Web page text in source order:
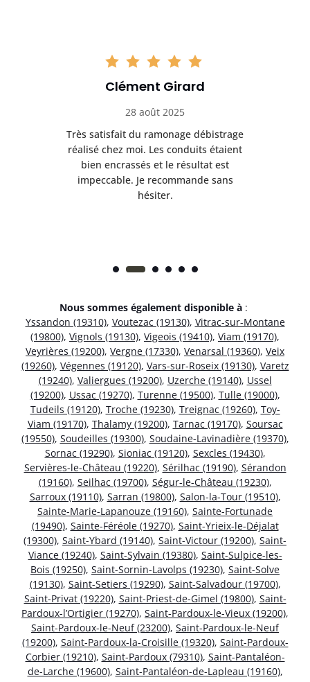
Clément Girard
28 août 2025
Très satisfait du ramonage débistrage
réalisé chez moi. Les conduits étaient
bien encrassés et le résultat est
impeccable. Je recommande sans
hésiter.
Nous sommes également disponible à :
Yssandon (19310), Voutezac (19130), Vitrac-sur-Montane
(19800), Vignols (19130), Vigeois (19410), Viam (19170),
Veyrières (19200), Vergne (17330), Venarsal (19360), Veix
(19260), Végennes (19120), Vars-sur-Roseix (19130), Varetz
(19240), Valiergues (19200), Uzerche (19140), Ussel
(19200), Ussac (19270), Turenne (19500), Tulle (19000),
Tudeils (19120), Troche (19230), Treignac (19260), Toy-
Viam (19170), Thalamy (19200), Tarnac (19170), Soursac
(19550), Soudeilles (19300), Soudaine-Lavinadière (19370),
Sornac (19290), Sioniac (19120), Sexcles (19430),
Servières-le-Château (19220), Sérilhac (19190), Sérandon
(19160), Seilhac (19700), Ségur-le-Château (19230),
Sarroux (19110), Sarran (19800), Salon-la-Tour (19510),
Sainte-Marie-Lapanouze (19160), Sainte-Fortunade
(19490), Sainte-Féréole (19270), Saint-Yrieix-le-Déjalat
(19300), Saint-Ybard (19140), Saint-Victour (19200), Saint-
Viance (19240), Saint-Sylvain (19380), Saint-Sulpice-les-
Bois (19250), Saint-Sornin-Lavolps (19230), Saint-Solve
(19130), Saint-Setiers (19290), Saint-Salvadour (19700),
Saint-Privat (19220), Saint-Priest-de-Gimel (19800), Saint-
Pardoux-l’Ortigier (19270), Saint-Pardoux-le-Vieux (19200),
Saint-Pardoux-le-Neuf (23200), Saint-Pardoux-le-Neuf
(19200), Saint-Pardoux-la-Croisille (19320), Saint-Pardoux-
Corbier (19210), Saint-Pardoux (79310), Saint-Pantaléon-
de-Larche (19600), Saint-Pantaléon-de-Lapleau (19160),